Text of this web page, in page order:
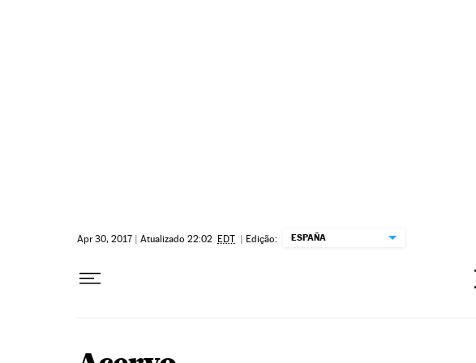
Apr 30, 2017 | Atualizado 22:02 EDT | Edição: ESPAÑA